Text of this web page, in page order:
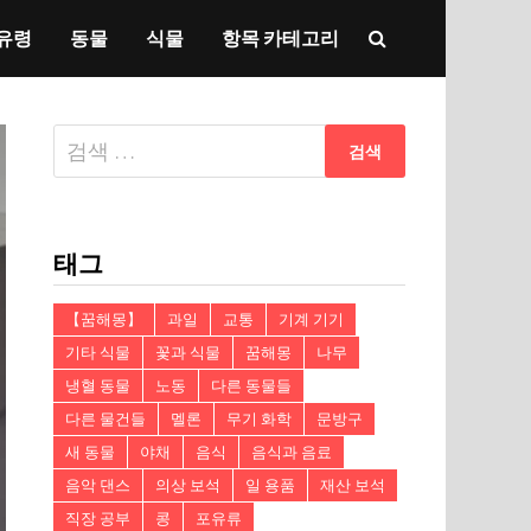
령 동물 식물 항목 카테고리
다
음
태그
【꿈해몽】 과일 교통
기계 기기
기타 식물
꽃과 식물 꿈해몽
나무
냉혈 동물
노동
다른 동물들
다른 물건들
멜론 무기 화학
문방구
새 동물
야채 음식
음식과 음료
음악 댄스
의상 보석 일 용품
재산 보석
직장 공부
콩 포유류